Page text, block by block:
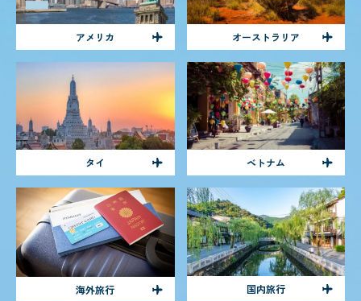
アメリカ オーストラリア
タイ ベトナム
海外旅行 国内旅行